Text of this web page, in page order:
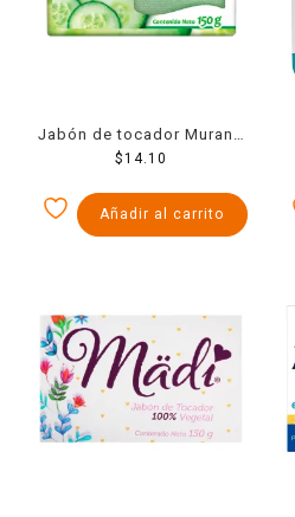
Jabón de tocador Murano
con pepino 150 g
$14.10
Añadir al carrito